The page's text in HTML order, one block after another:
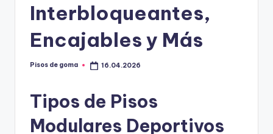
Interbloqueantes,
Encajables y Más
Publicado
Pisos de goma 16.04.2026
Tipos de Pisos
Modulares Deportivos